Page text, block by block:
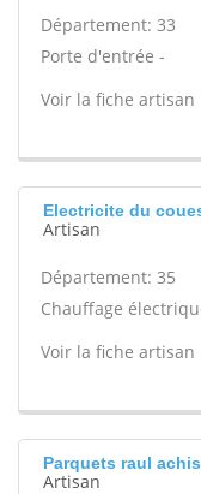
Département: 33
Porte d'entrée -
Voir la fiche artisan
Electricite du
Artisan
Département: 35
Chauffage
Voir la fiche artisan
Parquets raul
Artisan